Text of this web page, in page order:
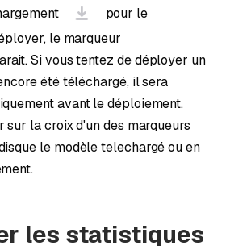
pour le
le marqueur
Si vous tentez de déployer un
été téléchargé, il sera
avant le déploiement.
sur la croix d'un des marqueurs
le modèle telechargé ou en
les statistiques